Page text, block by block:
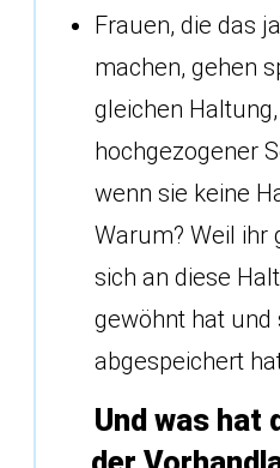
Frauen, die das
machen, gehen
gleichen
hochgezogener
wenn sie keine
Warum? Weil ihr
sich an diese
gewöhnt hat und
abgespeichert
Und was hat